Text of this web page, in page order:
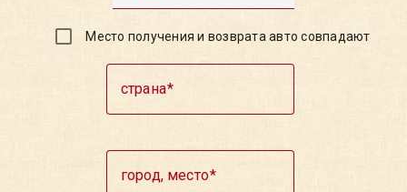
Место получения и возврата авто совпадают
страна
город, место